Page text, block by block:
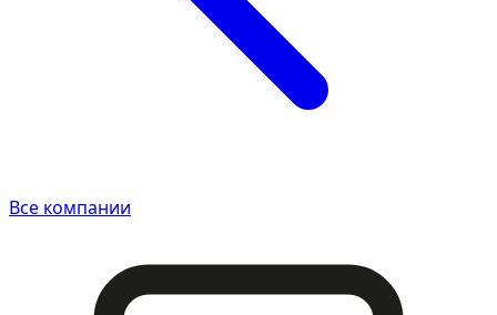
Все компании